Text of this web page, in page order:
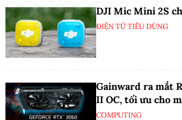
DJI Mic Mini 2S
ĐIỆN TỬ TIÊU DÙNG
Gainward ra mắt
II OC, tối ưu cho
COMPUTING